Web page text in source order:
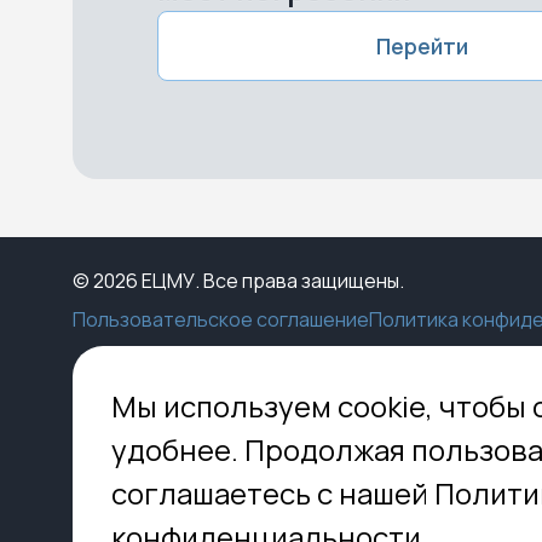
Перейти
© 2026 ЕЦМУ. Все права защищены.
Пользовательское соглашениеПолитика
Каталог Конструктор
Блог
Помощь
Контакты
Пункты выдачи
Оплата
Установка
Гид по кладбищам
8
Мы используем cookie, чтобы
удобнее. Продолжая
соглашаетесь с нашей